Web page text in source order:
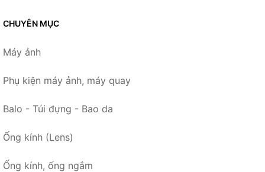
CHUYÊN MỤC
Máy ảnh
Phụ kiện máy ảnh, máy quay
Balo - Túi đựng - Bao da
Ống kính (Lens)
Ống kính, ống ngắm